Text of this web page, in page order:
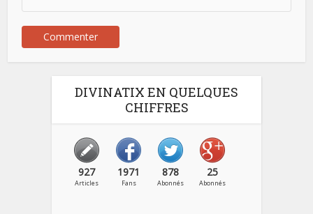
DIVINATIX EN QUELQUES
CHIFFRES
927
Articles
1971
Fans
878
Abonnés
25
Abonnés